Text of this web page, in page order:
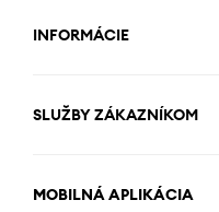
INFORMÁCIE
SLUŽBY ZÁKAZNÍKOM
MOBILNÁ APLIKÁCIA